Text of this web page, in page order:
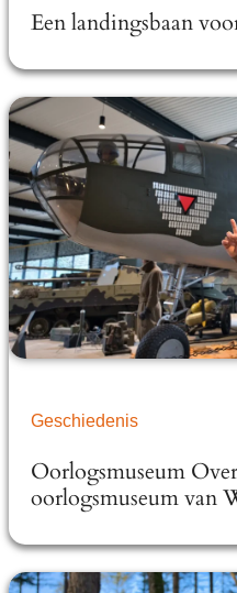
Een landingsbaan
Geschiedenis
Oorlogsmuseum
oorlogsmuseum van